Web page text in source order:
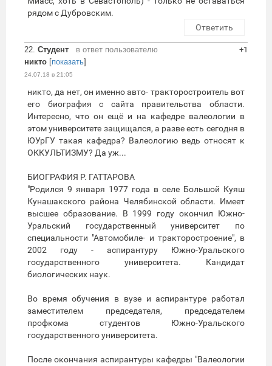
рядом с Дубровским.
Ответить
22. Студент
в ответ пользователю
никто [показать]
24.07.18 в 21:05
+1
никто, да нет, он именно авто- тракторостроитель вот
его биография с сайта правительства области.
Интересно, что он ещё и на кафедре валеологии в
этом университете защищался, а разве есть сегодня в
ЮУрГУ такая кафедра? Валеологию ведь относят к
ОККУЛЬТИЗМУ? Да уж...
БИОГРАФИЯ Р. ГАТТАРОВА
"Родился 9 января 1977 года в селе Большой Куяш
Кунашакского района Челябинской области. Имеет
высшее образование. В 1999 году окончил Южно-
Уральский государственный университет по
специальности "Автомобиле- и тракторостроение", в
2002 году - аспирантуру Южно-Уральского
государственного университета. Кандидат
биологических наук.
Во время обучения в вузе и аспирантуре работал
заместителем председателя, председателем
профкома студентов Южно-Уральского
государственного университета.
После окончания аспирантуры кафедры "Валеологии